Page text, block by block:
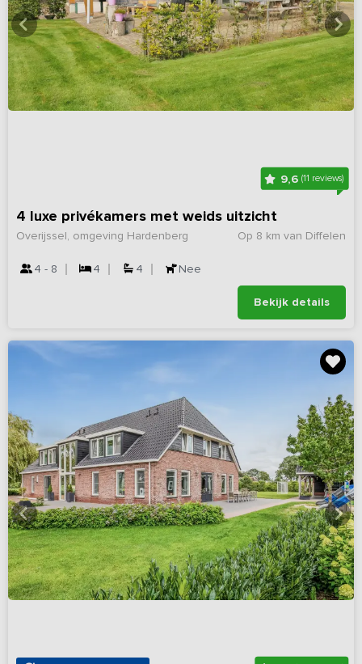
9,6(11 reviews)
4 luxe privékamers met weids uitzicht
Op 8 km van Diffelen
Overijssel, omgeving Hardenberg
4 - 8 4 4 Nee
Bekijk details